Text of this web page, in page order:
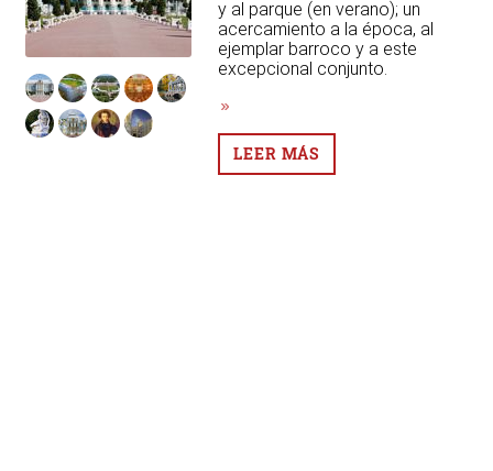
y al parque (en verano); un
acercamiento a la época, al
ejemplar barroco y a este
excepcional conjunto.
LEER MÁS